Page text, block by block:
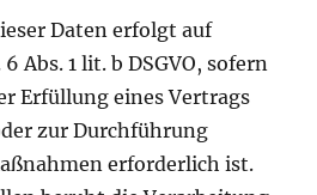
Daten erfolgt auf
Abs. 1 lit. b DSGVO, sofern
Erfüllung eines Vertrags
zur Durchführung
erforderlich ist.